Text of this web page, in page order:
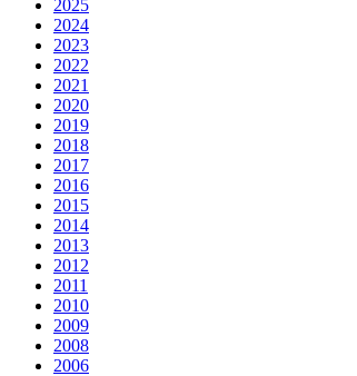
2025
2024
2023
2022
2021
2020
2019
2018
2017
2016
2015
2014
2013
2012
2011
2010
2009
2008
2006